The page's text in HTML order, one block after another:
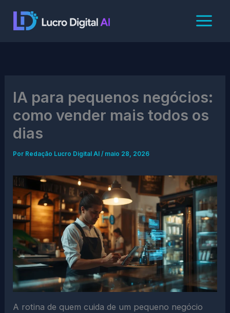
IA para pequenos negócios:
como vender mais todos os
dias
Por Redação Lucro Digital AI/ maio 28, 2026
A rotina de quem cuida de um pequeno negócio